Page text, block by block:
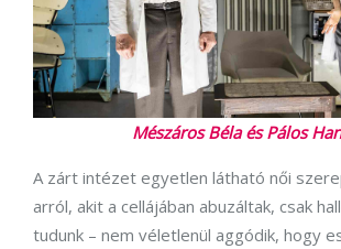
Mészáros Béla és Pálos
A zárt intézet egyetlen látható női
arról, akit a cellájában abuzáltak, csak
tudunk – nem véletlenül aggódik, hogy